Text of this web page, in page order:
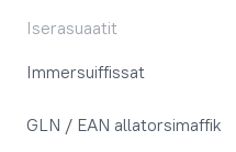
Iserasuaatit
Immersuiffissat
GLN / EAN allatorsimaffik